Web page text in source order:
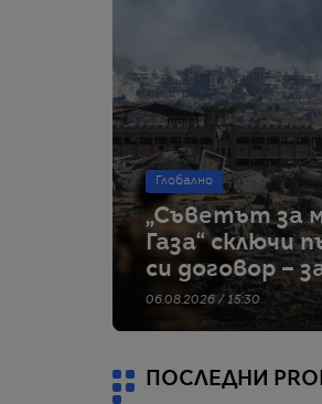
Глобално
„Съветът за
Газа“ сключи
си договор –
06.08.2026 / 15:30
ПОСЛЕДНИ